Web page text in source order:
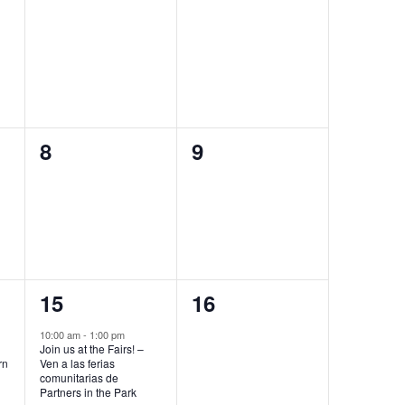
0
8
0
9
1
evento,
15
10:00 am- 1:00 pm
Join us at the Fairs! –
Ven a las ferias
comunitarias de
Partners in the Park
0
16